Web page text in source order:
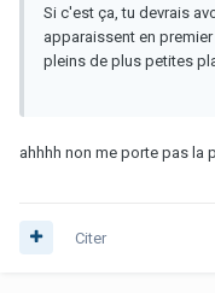
Si c'est ça, tu devrais
apparaissent en
pleins de plus petites
ahhhh non me porte pas la
Citer